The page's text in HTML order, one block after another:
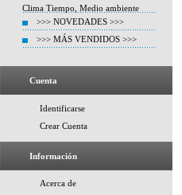
Clima Tiempo, Medio ambiente
>>> NOVEDADES >>>
>>> MÁS VENDIDOS >>>
Cuenta
Identificarse
Crear Cuenta
Información
Acerca de